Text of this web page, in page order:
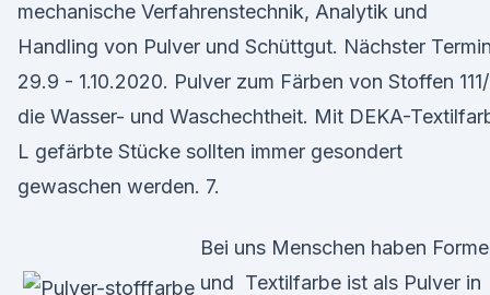
mechanische Verfahrenstechnik, Analytik und
Handling von Pulver und Schüttgut. Nächster
29.9 - 1.10.2020. Pulver zum Färben von Stoffen
die Wasser- und Waschechtheit. Mit DEKA-
L gefärbte Stücke sollten immer gesondert
gewaschen werden. 7.
Bei uns Menschen haben
und Textilfarbe ist als Pulver in